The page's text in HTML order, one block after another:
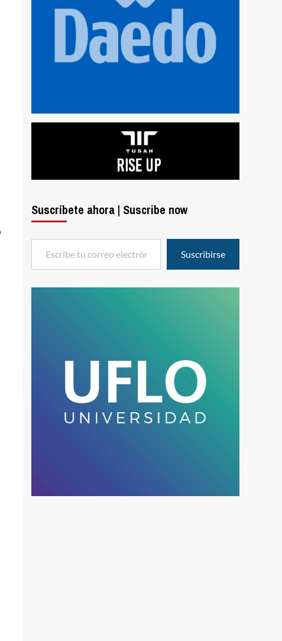
Suscríbete ahora | Suscribe now
Escribe tu correo electrónico…
Suscribirse